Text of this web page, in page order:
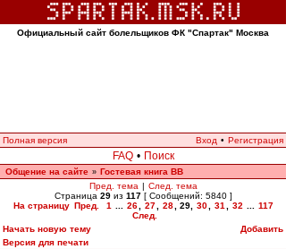
Официальный сайт болельщиков ФК "Спартак" Москва
Полная версия Вход • Регистрация
FAQ • Поиск
Общение на сайте » Гостевая книга ВВ
Пред. тема | След. тема
Страница 29из 117[ Сообщений: 5840 ]
На страницу Пред. 1 26 27 28 29, 30 31 32
117
След.
Начать новую тему
Добавить
Версия для печати